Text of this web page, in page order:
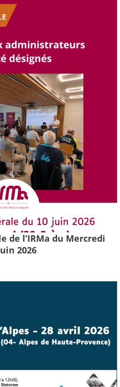
de l’IRMa du Mercredi
2026